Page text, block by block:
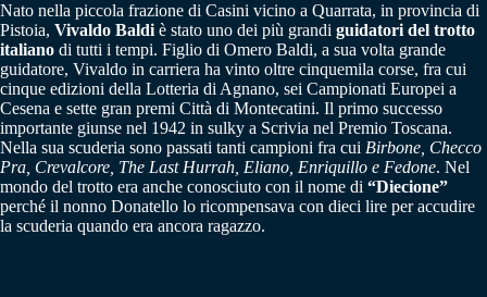
Nato nella piccola frazione di Casini vicino a Quarrata, in provincia di
Pistoia, Vivaldo Baldi è stato uno dei più grandi guidatori del trotto
italiano di tutti i tempi. Figlio di Omero Baldi, a sua volta grande
guidatore, Vivaldo in carriera ha vinto oltre cinquemila corse, fra cui
cinque edizioni della Lotteria di Agnano, sei Campionati Europei a
Cesena e sette gran premi Città di Montecatini. Il primo successo
importante giunse nel 1942 in sulky a Scrivia nel Premio Toscana.
Nella sua scuderia sono passati tanti campioni fra cui Birbone, Checco
Pra, Crevalcore, The Last Hurrah, Eliano, Enriquillo e Fedone. Nel
mondo del trotto era anche conosciuto con il nome di “Diecione”
perché il nonno Donatello lo ricompensava con dieci lire per accudire
la scuderia quando era ancora ragazzo.